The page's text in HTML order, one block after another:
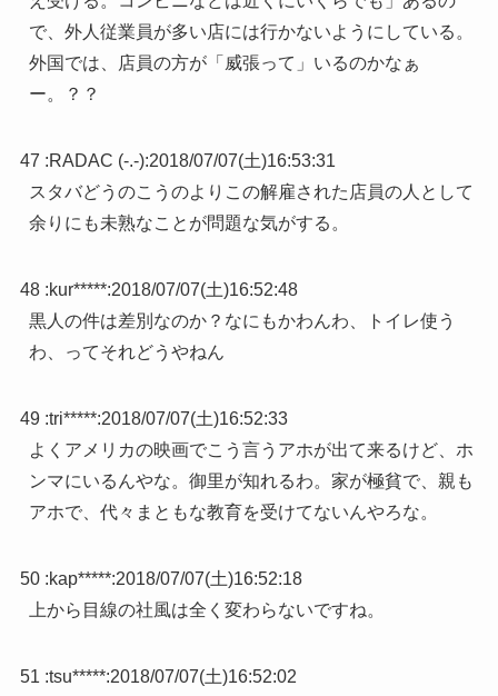
で、外人従業員が多い店には行かないようにしている。
外国では、店員の方が「威張って」いるのかなぁ
ー。？？
47 :RADAC (-.-):2018/07/07(土)16:53:31
スタバどうのこうのよりこの解雇された店員の人として
余りにも未熟なことが問題な気がする。
48 :kur*****:2018/07/07(土)16:52:48
黒人の件は差別なのか？なにもかわんわ、トイレ使う
わ、ってそれどうやねん
49 :tri*****:2018/07/07(土)16:52:33
よくアメリカの映画でこう言うアホが出て来るけど、ホ
ンマにいるんやな。御里が知れるわ。家が極貧で、親も
アホで、代々まともな教育を受けてないんやろな。
50 :kap*****:2018/07/07(土)16:52:18
上から目線の社風は全く変わらないですね。
51 :tsu*****:2018/07/07(土)16:52:02